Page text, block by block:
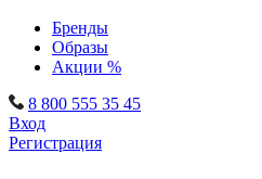
Бренды
Образы
Акции %
8 800 555 35 45
Вход
Регистрация